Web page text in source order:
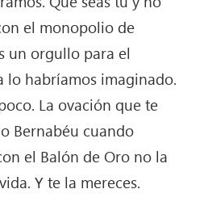
el monopolio de
un orgullo para el
lo habríamos imaginado.
La ovación que te
Bernabéu cuando
el Balón de Oro no la
Y te la mereces.